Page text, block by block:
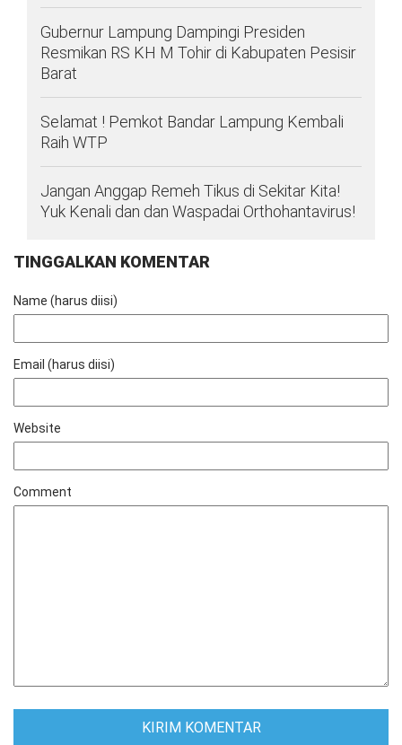
Gubernur Lampung Dampingi Presiden
Resmikan RS KH M Tohir di Kabupaten Pesisir
Barat
Selamat ! Pemkot Bandar Lampung Kembali
Raih WTP
Jangan Anggap Remeh Tikus di Sekitar Kita!
Yuk Kenali dan dan Waspadai Orthohantavirus!
TINGGALKAN KOMENTAR
Name (harus diisi)
Email (harus diisi)
Website
Comment